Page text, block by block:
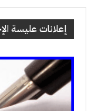
إعلانات عليسة